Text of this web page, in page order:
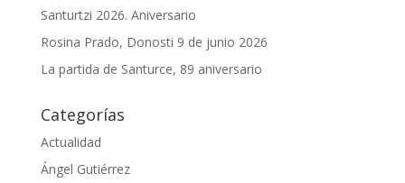
Santurtzi 2026. Aniversario
Rosina Prado, Donosti 9 de junio 2026
La partida de Santurce, 89 aniversario
Categorías
Actualidad
Ángel Gutiérrez